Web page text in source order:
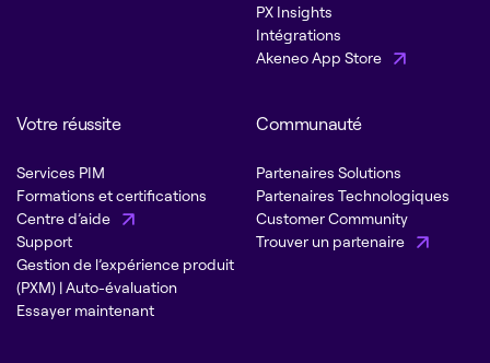
PX Insights
Intégrations
Akeneo App Store
Votre réussite
Services PIM
Formations et certifications
Centre d’aide
Support
Gestion de l’expérience produit
(PXM) | Auto-évaluation
Essayer maintenant
Communauté
Partenaires Solutions
Partenaires Technologiques
Customer Community
Trouver un partenaire